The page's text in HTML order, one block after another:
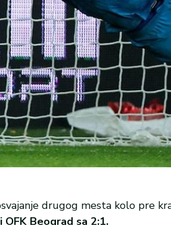
drugog mesta kolo pre
Beograd sa 2:1.